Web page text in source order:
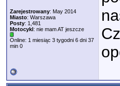
Zarejestrowany: May 2014
Miasto: Warszawa
Posty: 1,481
Motocykl: nie mam AT jeszcze
Online: 1 miesiąc 3 tygodni 6 dni 37
min 0